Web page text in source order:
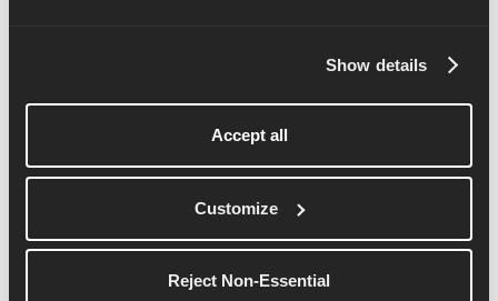
Show details
Accept all
Customize
Reject Non-Essential
さらに走るときは、安定ペースを保つことだ。 すべての
マイルを同じスピードで走ることが重要なのではなく、
ができるよう、適切な努力を見つけることが重要なの